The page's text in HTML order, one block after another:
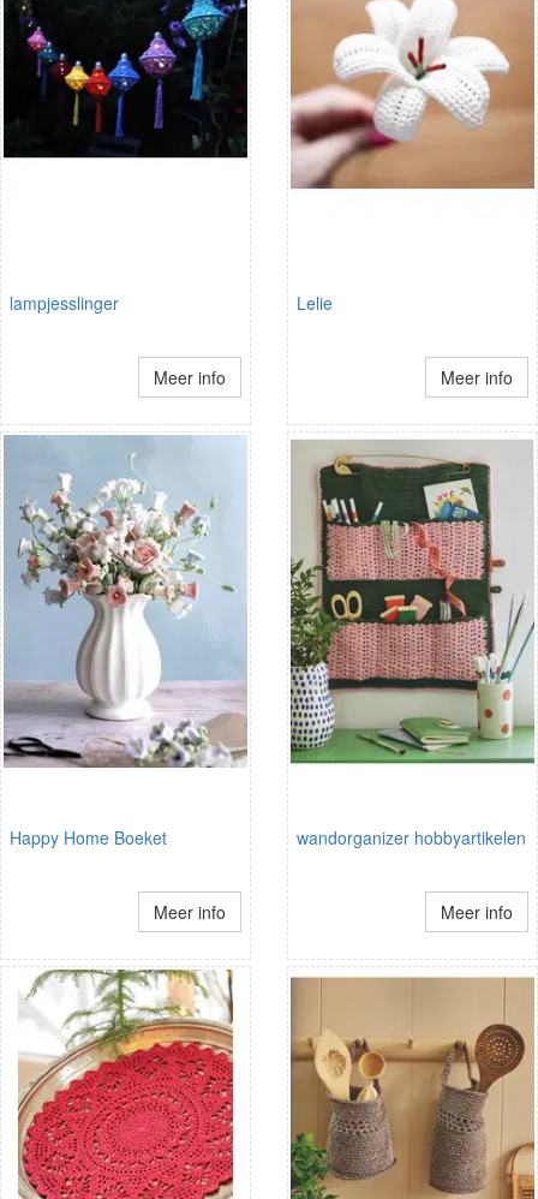
lampjesslinger
Meer info
Lelie
Meer info
Happy Home Boeket
Meer info
wandorganizer hobbyartikelen
Meer info